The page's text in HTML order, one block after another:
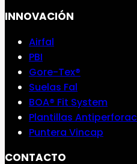
INNOVACIÓN
Airfal
PBI
Gore-Tex®
Suelas Fal
BOA® Fit System
Plantillas
Puntera Vincap
CONTACTO